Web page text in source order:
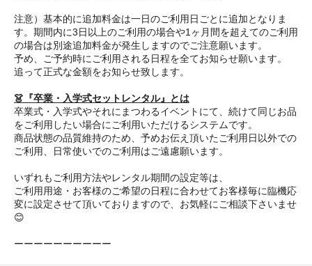
注意）基本的に追加料金は一日のご利用日ごとに追加となりま
す。期間内に3日以上のご利用の場合や1ヶ月間を超えてのご利用
の場合は別途追加料金が発生しますのでご注意願います。
予め、ご予約時にご利用される日程を全てお知らせ願います。
追って正式な金額をお知らせ致します。
👗『卒業・入学式セットレンタル』とは
卒業式・入学式やそれにまつわるイベントにて、続けて同じお品
をご利用したい場合にご利用いただけるシステムです。
商品状態の品質維持のため、予めお伝え頂いたご利用日以外での
ご利用、日常使いでのご利用はご遠慮願います。
いずれもご利用方法やレンタル期間の設定等は、
ご利用用途・お客様のご希望の日程に合わせてお客様毎に臨機応
変に設定させて頂いておりますので、お気軽にご相談下さいませ
😊
ーーーーーーーーーー